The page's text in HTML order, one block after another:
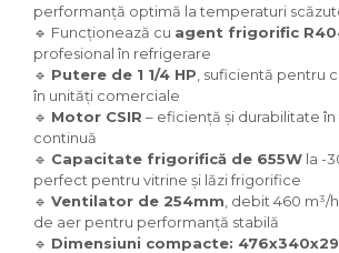
performanță optimă la temperaturi
🔹 Funcționează cu agent frigorific
profesional în refrigerare
🔹 Putere de 1 1/4 HP , suficientă pentru
în unități comerciale
🔹 Motor CSIR – eficiență și durabilitate
continuă
🔹 Capacitate frigorifică de 655W la -
perfect pentru vitrine și lăzi frigorifice
🔹 Ventilator de 254mm , debit 460 m³/
de aer pentru performanță stabilă
🔹 Dimensiuni compacte: